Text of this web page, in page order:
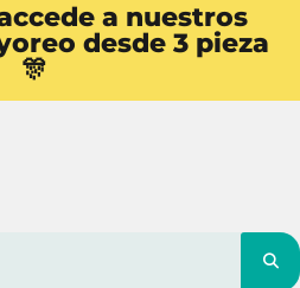
a nuestros
desde 3 pieza
🎊